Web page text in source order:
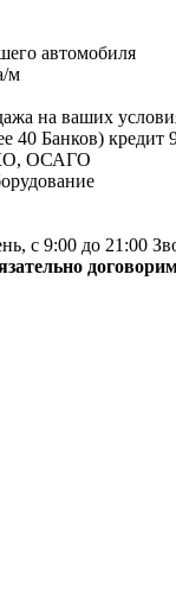
автомобиля
м
на ваших
40 Банков) кредит
ОСАГО
с 9:00 до 21:00